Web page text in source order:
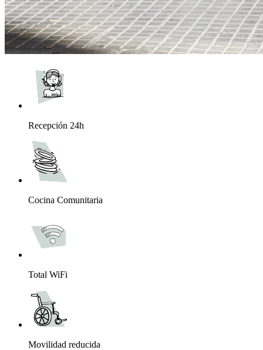
Recepción 24h
Cocina Comunitaria
Total WiFi
Movilidad reducida